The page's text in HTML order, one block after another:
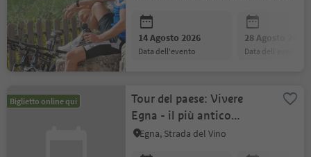
14 Agosto 2026
data dell'evento
28 Agosto 2026
data dell'evento
Biglietto online qui
Tour del paese: Vivere
Egna - il più antico
mercato del Tirolo
Egna, Strada del Vino